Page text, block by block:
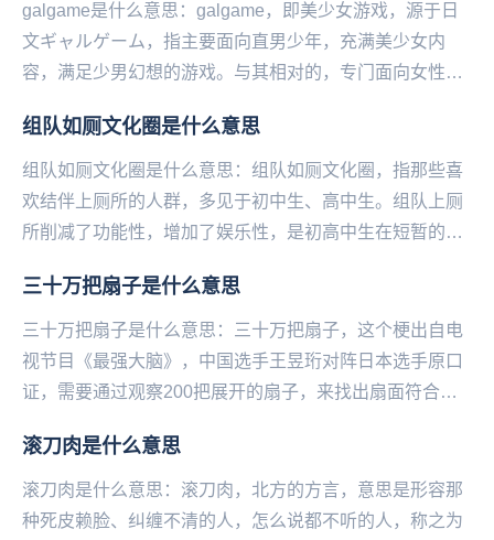
galgame是什么意思：galgame，即‌‌‌‌‌‌‌‌‌美少女游戏，源于日
文ギャルゲーム，指主要面向直男少年，充满美少女内
容，满足少男幻想的游戏。与其相对的，专门面向女性开
组队如厕文化圈是什么意思
组队如厕文化圈是什么意思：组队如厕文化圈，指那些喜
欢结伴上厕所的人群，多见于初中生、高中生。组队上厕
所削减了功能性，增加了娱乐性，是初高中生在短暂的课
三十万把扇子是什么意思
三十万把扇子是什么意思：三十万把扇子，这个梗出自电
视节目《最强大脑》，中国选手王昱珩对阵日本选手原口
证，需要通过观察200把展开的扇子，来找出扇面符合主
滚刀肉是什么意思
滚刀肉是什么意思：滚刀肉，北方的方言，意思是形容那
种死皮赖脸、纠缠不清的人，怎么说都不听的人，称之为